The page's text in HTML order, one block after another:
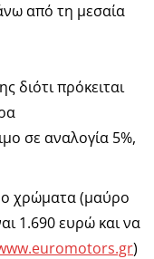
από τη μεσαία
διότι πρόκειται
σε αναλογία 5%,
χρώματα (μαύρο
1.690 ευρώ και να
)